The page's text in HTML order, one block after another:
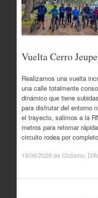
Vuelta Cerro
Realizamos una vuelta
una calle totalmente
dinámico que tiene
para disfrutar del entorno
el trayecto, salimos a la
metros para retomar
circuito rodea por
19/06/2026 de Ciclismo